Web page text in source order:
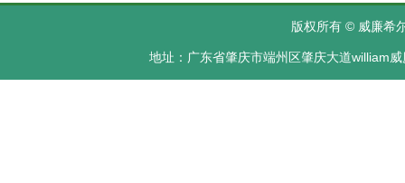
版权所有 © 威廉希
地址：广东省肇庆市端州区肇庆大道william